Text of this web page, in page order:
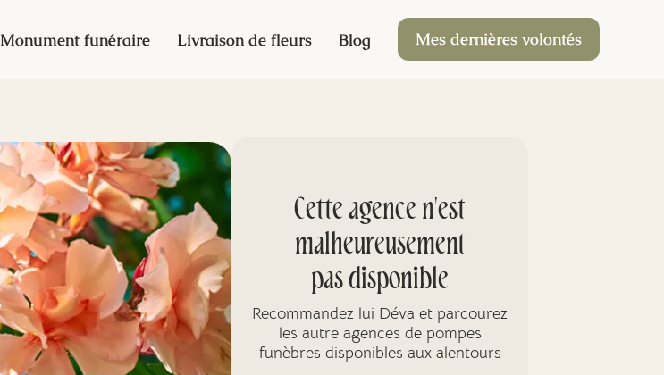
Monument funéraire Livraison de fleurs Blog Mes dernières volontés
Cette agence n'est
malheureusement
pas disponible
Recommandez lui Déva et parcourez
les autre agences de pompes
funèbres disponibles aux alentours